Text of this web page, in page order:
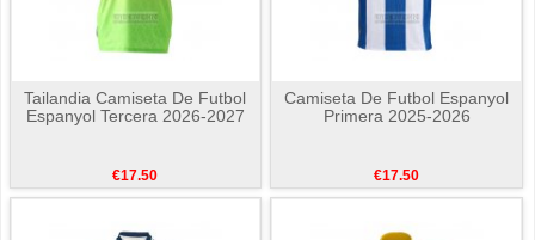
Tailandia Camiseta De Futbol
Espanyol Tercera 2026-2027
€17.50
Camiseta De Futbol Espanyol
Primera 2025-2026
€17.50